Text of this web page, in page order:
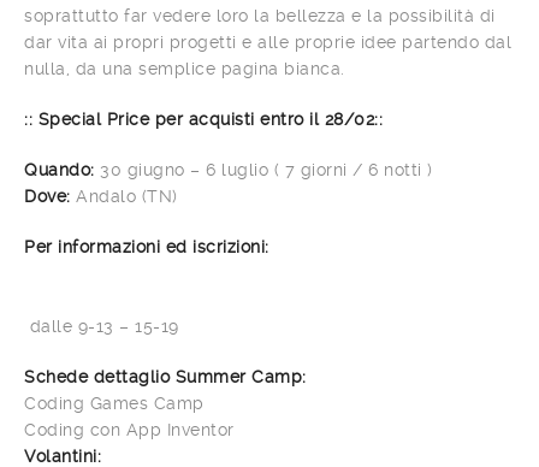
soprattutto far vedere loro la bellezza e la possibilità di
dar vita ai propri progetti e alle proprie idee partendo dal
nulla, da una semplice pagina bianca.
:: Special Price per acquisti entro il 28/02::
Quando: 30 giugno – 6 luglio ( 7 giorni / 6 notti )
Dove: Andalo (TN)
Per informazioni ed iscrizioni:
dalle 9-13 – 15-19
Schede dettaglio Summer Camp:
Coding Games Camp
Coding con App Inventor
Volantini: